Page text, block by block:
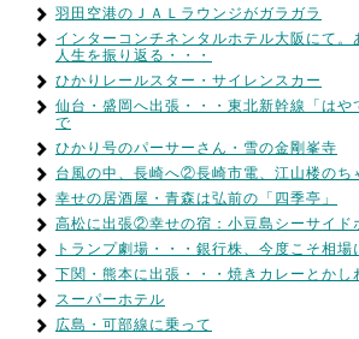
羽田空港のＪＡＬラウンジがガラガラ
インターコンチネンタルホテル大阪にて。
人生を振り返る・・・
ひかりレールスター・サイレンスカー
仙台・盛岡へ出張・・・東北新幹線「はや
で
ひかり号のパーサーさん・雪の金剛峯寺
台風の中、長崎へ②長崎市電、江山楼のち
幸せの居酒屋・青森は弘前の「四季亭」
高松に出張②幸せの宿：小豆島シーサイド
トランプ劇場・・・銀行株、今度こそ相場
下関・熊本に出張・・・焼きカレーとかし
スーパーホテル
広島・可部線に乗って